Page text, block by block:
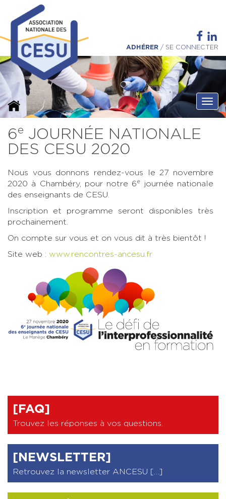
ADHÉRER / SE CONNECTER
6e JOURNÉE NATIONALE
DES CESU 2020
Nous vous donnons rendez-vous le 27 novembre
2020 à Chambéry, pour notre 6e
journée nationale
des enseignants de CESU.
Inscription et programme seront disponibles très
prochainement.
On compte sur vous et on vous dit à très bientôt !
Site web : www.rencontres-ancesu.fr
[FAQ]
Trouvez les réponses à vos questions
[NEWSLETTER]
Retrouvez la newsletter ANCESU […]